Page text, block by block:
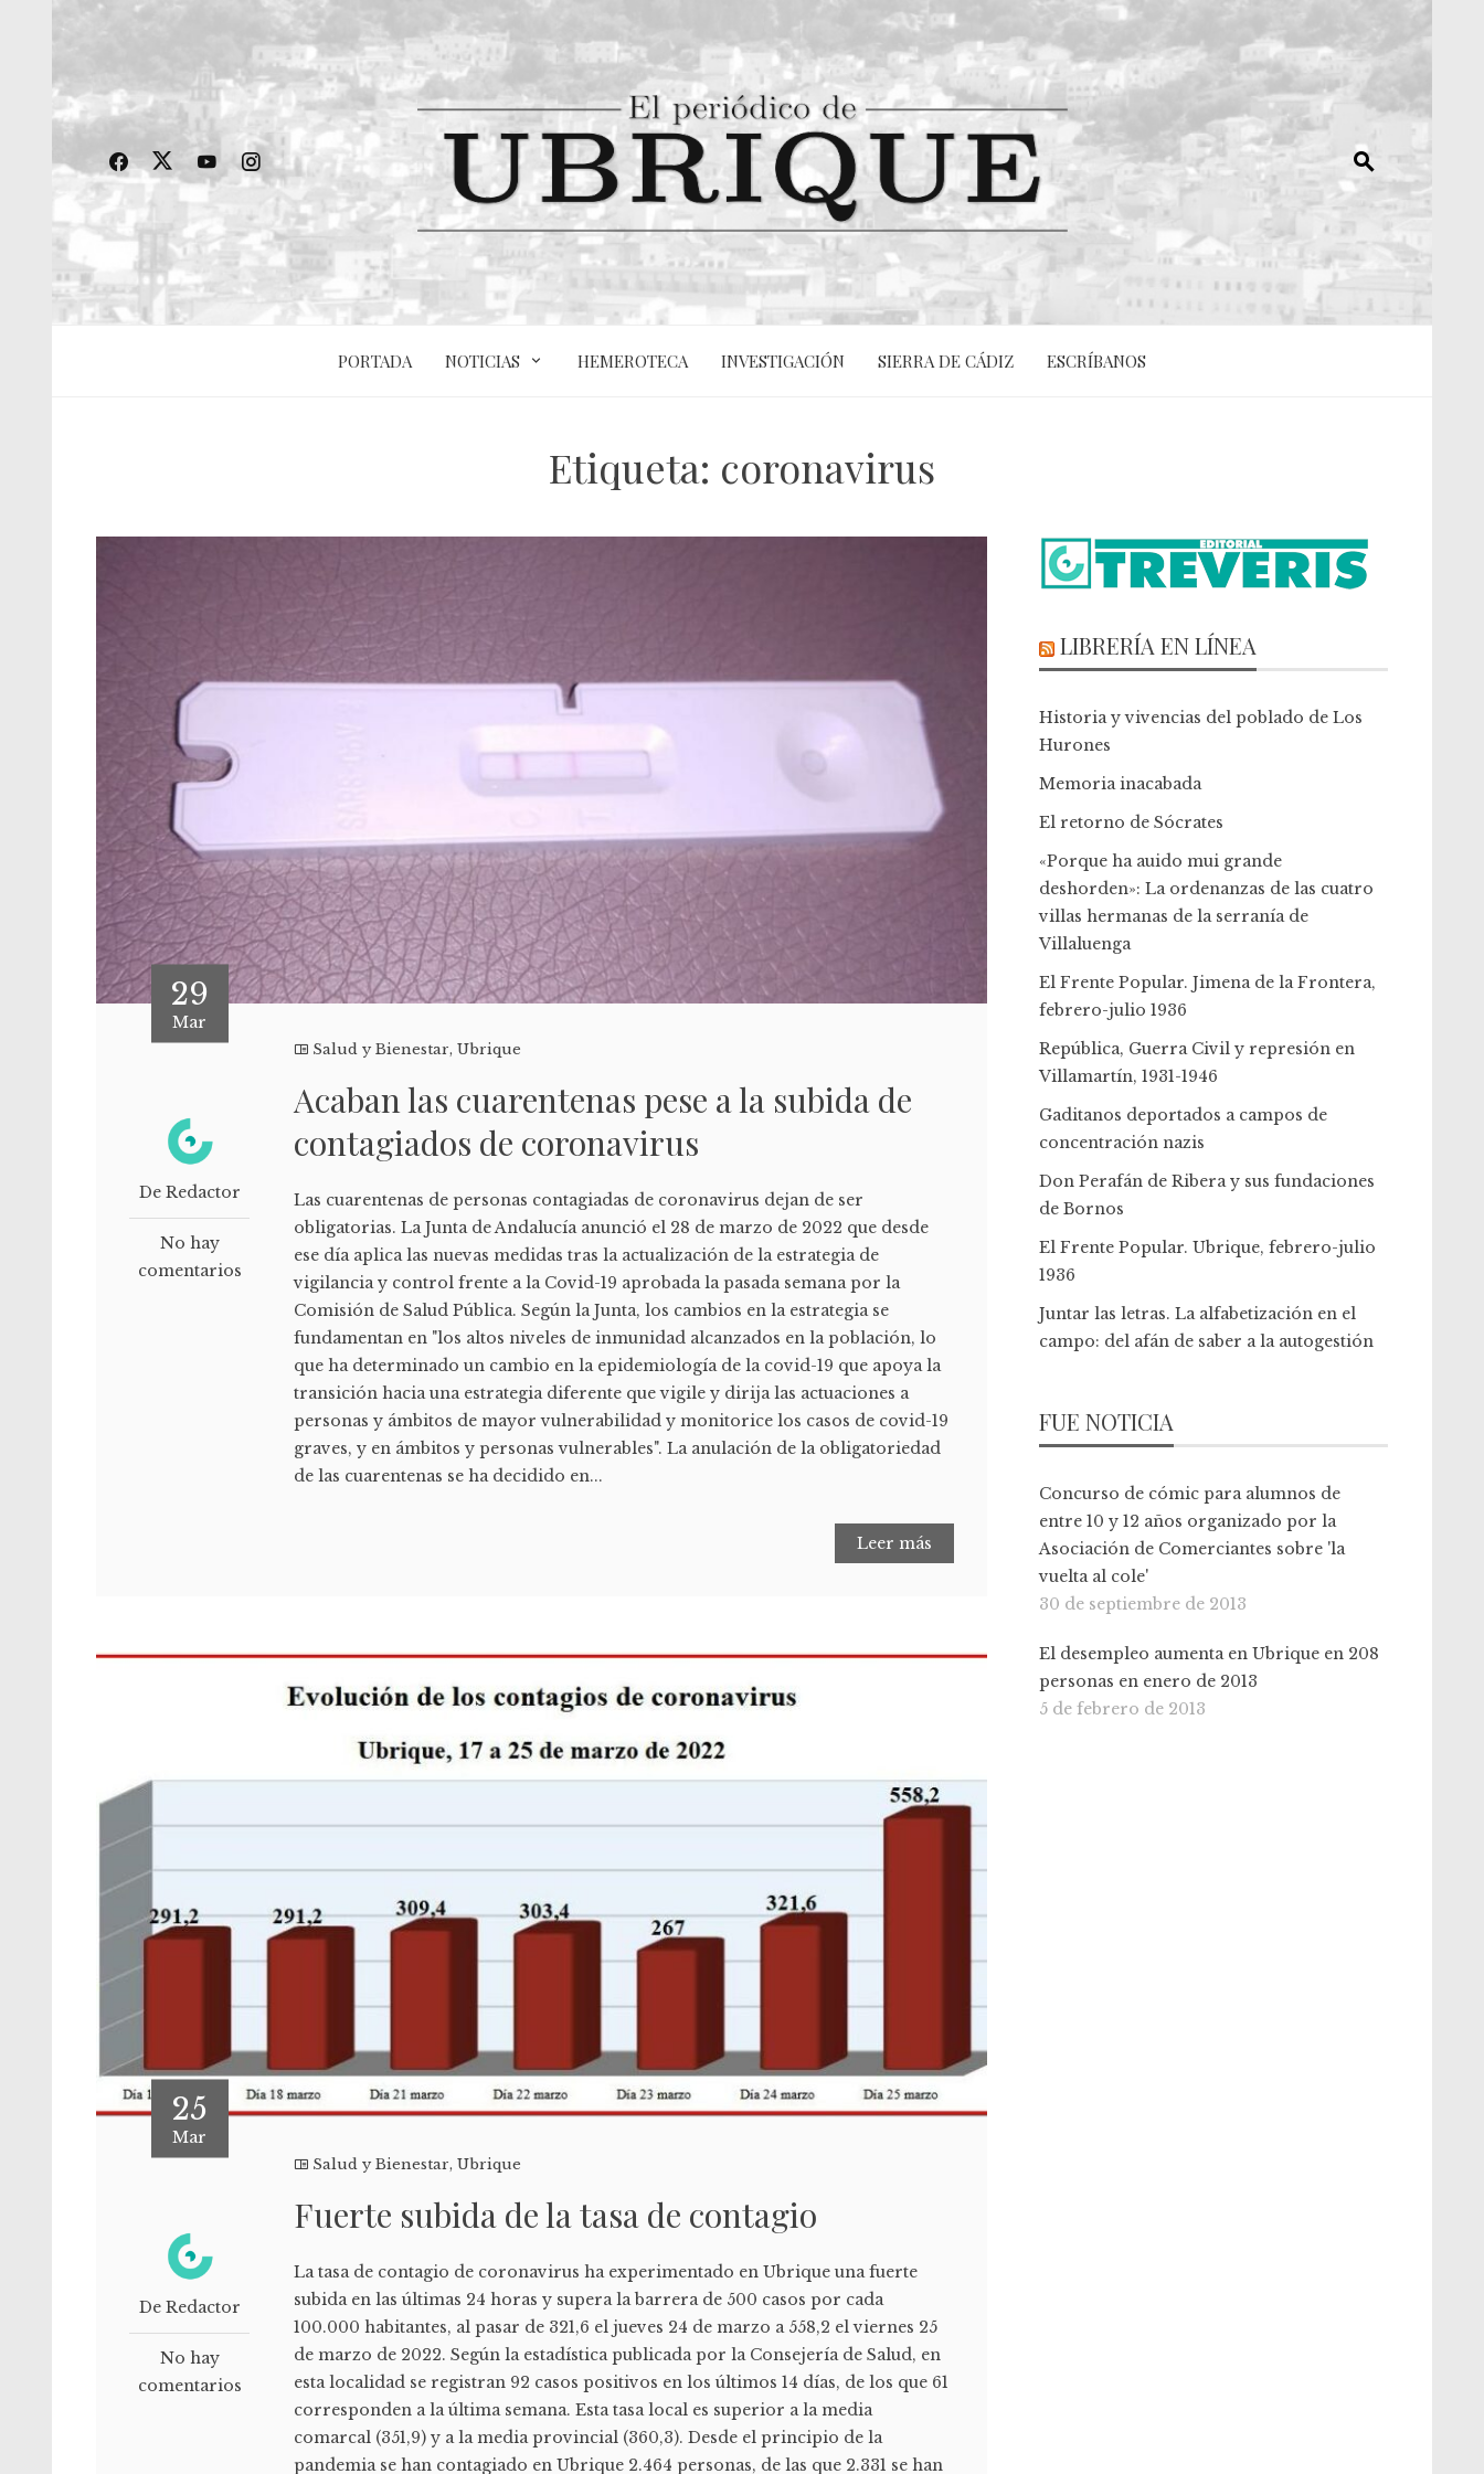
PORTADA NOTICIAS HEMEROTECA INVESTIGACIÓN SIERRA DE CÁDIZ ESCRÍBANOS
Etiqueta: coronavirus
29
Mar
De Redactor
No hay
comentarios
Salud y Bienestar,Ubrique
Acaban las cuarentenas pese a la subida de
contagiados de coronavirus
Las cuarentenas de personas contagiadas de coronavirus dejan de ser
obligatorias. La Junta de Andalucía anunció el 28 de marzo de 2022 que desde
ese día aplica las nuevas medidas tras la actualización de la estrategia de
vigilancia y control frente a la Covid-19 aprobada la pasada semana por la
Comisión de Salud Pública. Según la Junta, los cambios en la estrategia se
fundamentan en "los altos niveles de inmunidad alcanzados en la población, lo
que ha determinado un cambio en la epidemiología de la covid-19 que apoya la
transición hacia una estrategia diferente que vigile y dirija las actuaciones a
personas y ámbitos de mayor vulnerabilidad y monitorice los casos de covid-19
graves, y en ámbitos y personas vulnerables". La anulación de la obligatoriedad
de las cuarentenas se ha decidido en...
Leer más
25
Mar
De Redactor
No hay
comentarios
Salud y Bienestar,Ubrique
Fuerte subida de la tasa de contagio
La tasa de contagio de coronavirus ha experimentado en Ubrique una fuerte
subida en las últimas 24 horas y supera la barrera de 500 casos por cada
100.000 habitantes, al pasar de 321,6 el jueves 24 de marzo a 558,2 el viernes 25
de marzo de 2022. Según la estadística publicada por la Consejería de Salud, en
esta localidad se registran 92 casos positivos en los últimos 14 días, de los que 61
corresponden a la última semana. Esta tasa local es superior a la media
comarcal (351,9) y a la media provincial (360,3). Desde el principio de la
pandemia se han contagiado en Ubrique 2.464 personas, de las que 2.331 se han
LIBRERÍA EN LÍNEA
Historia y vivencias del poblado de Los
Hurones
Memoria inacabada
El retorno de Sócrates
«Porque ha auido mui grande
deshorden»: La ordenanzas de las cuatro
villas hermanas de la serranía de
Villaluenga
El Frente Popular. Jimena de la Frontera,
febrero-julio 1936
República, Guerra Civil y represión en
Villamartín, 1931-1946
Gaditanos deportados a campos de
concentración nazis
Don Perafán de Ribera y sus fundaciones
de Bornos
El Frente Popular. Ubrique, febrero-julio
1936
Juntar las letras. La alfabetización en el
campo: del afán de saber a la autogestión
FUE NOTICIA
Concurso de cómic para alumnos de
entre 10 y 12 años organizado por la
Asociación de Comerciantes sobre 'la
vuelta al cole'
30 de septiembre de 2013
El desempleo aumenta en Ubrique en 208
personas en enero de 2013
5 de febrero de 2013